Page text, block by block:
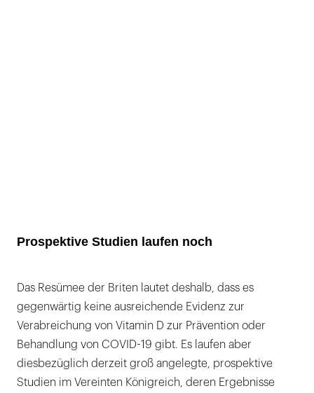
Prospektive Studien laufen noch
Das Resümee der Briten lautet deshalb, dass es
gegenwärtig keine ausreichende Evidenz zur
Verabreichung von Vitamin D zur Prävention oder
Behandlung von COVID-19 gibt. Es laufen aber
diesbezüglich derzeit groß angelegte, prospektive
Studien im Vereinten Königreich, deren Ergebnisse